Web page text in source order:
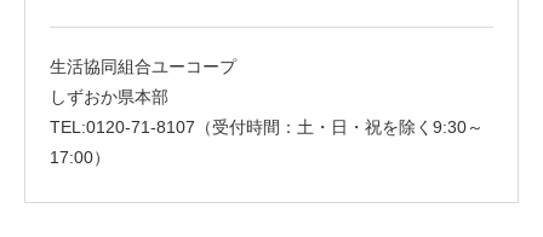
生活協同組合ユーコープ
しずおか県本部
TEL:0120-71-8107（受付時間：土・日・祝を除く9:30～
17:00）